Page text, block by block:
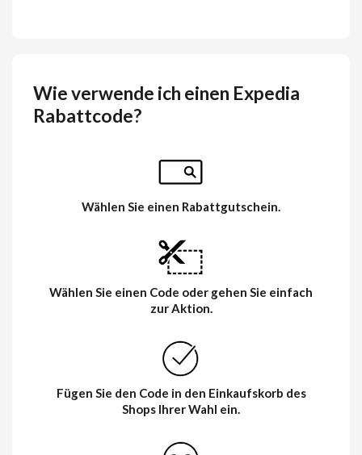
Wie verwende ich einen Expedia
Rabattcode?
Wählen Sie einen Rabattgutschein.
Wählen Sie einen Code oder gehen Sie einfach
zur Aktion.
Fügen Sie den Code in den Einkaufskorb des
Shops Ihrer Wahl ein.